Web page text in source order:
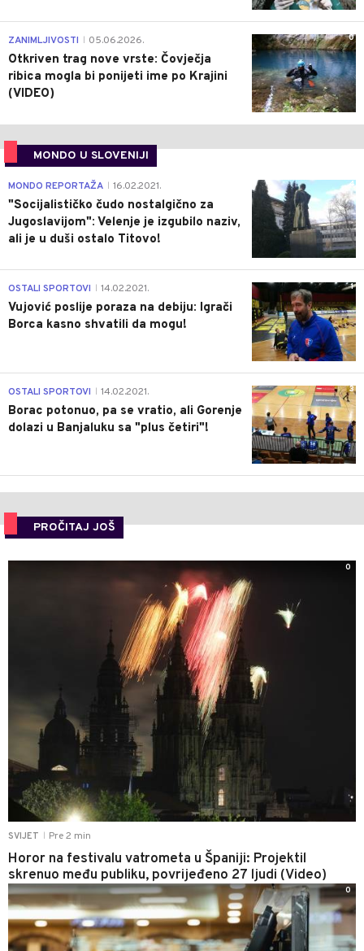
0
ZANIMLJIVOSTI 05.06.2026.
Otkriven trag nove vrste: Čovječja
ribica mogla bi ponijeti ime po Krajini
(VIDEO)
MONDO U SLOVENIJI
4
MONDO REPORTAŽA 16.02.2021.
"Socijalističko čudo nostalgično za
Jugoslavijom": Velenje je izgubilo naziv,
ali je u duši ostalo Titovo!
1
OSTALI SPORTOVI 14.02.2021.
Vujović poslije poraza na debiju: Igrači
Borca kasno shvatili da mogu!
3
OSTALI SPORTOVI 14.02.2021.
Borac potonuo, pa se vratio, ali Gorenje
dolazi u Banjaluku sa "plus četiri"!
PROČITAJ JOŠ
SVIJET Pre 2 min
Horor na festivalu vatrometa u Španiji: Projektil
skrenuo među publiku, povrijeđeno 27 ljudi (Video)
0
0